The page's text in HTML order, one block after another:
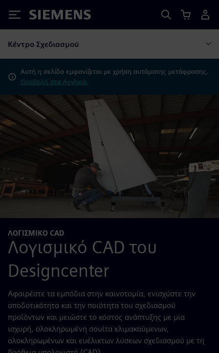
Siemens
Κέντρο Σχεδιασμού
Αυτή η σελίδα εμφανίζεται με χρήση αυτόματης μετάφρασης.
Προβολή στα Αγγλικά;
ΛΟΓΙΣΜΙΚΌ CAD
Λογισμικό CAD του
Designcenter
Αφαιρέστε τα εμπόδια στην καινοτομία, ενισχύστε την
αποδοτικότητα και την ποιότητα του σχεδιασμού
προϊόντων και μειώστε το κόστος ανάπτυξης με μια
ισχυρή, ολοκληρωμένη σουίτα κλιμακούμενων,
ολοκληρωμένων και ευέλικτων λύσεων σχεδιασμού με τη